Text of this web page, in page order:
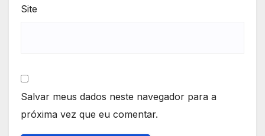
Site
Salvar meus dados neste navegador para a
próxima vez que eu comentar.